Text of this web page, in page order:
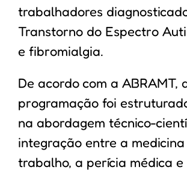
trabalhadores
Transtorno do Espectro
e fibromialgia.
De acordo com a ABRAMT,
programação foi
na abordagem técnico-
integração entre a
trabalho, a perícia médica e